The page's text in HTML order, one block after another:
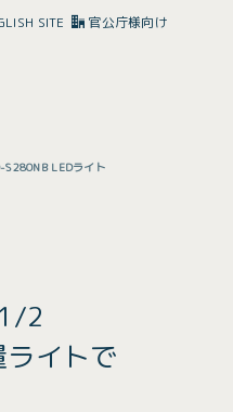
SITE 官公庁様向け
S280NB LEDライト
2
イトで